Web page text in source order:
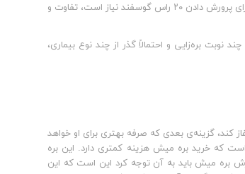
هزینه و امکاناتی که برای پرورش ۵۰ راس نیاز است با هزینه و امکاناتی که برای پرورش دادن ۲۰ راس گوسفند نیاز است، تفاوت و
چند نوبت بره‌زایی و احتمالاً گذر از چند نوع بیماری،
که دام‌دارِ تازه‌کار بتواند فعالیت نگهداری گوسفند را با میش‌های ۳ تا ۴ ساله آغاز کند، گزینه‌ی بعدی که صرفه بهتری برای او خواهد
که خرید بره میش هزینه کمتری دارد. این بره
بره میش باید به آن توجه کرد این است که این